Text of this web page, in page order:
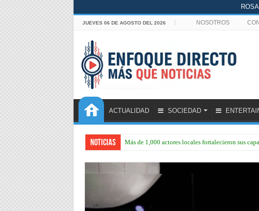
JUEVES 06 DE AGOSTO DEL 2026 NOSOTROS
ACTUALIDAD SOCIEDAD
Noticias Más de 1,000 actores locales fortalecieron sus